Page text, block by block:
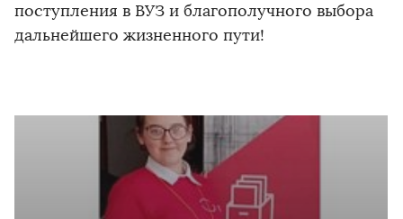
поступления в ВУЗ и благополучного выбора
дальнейшего жизненного пути!